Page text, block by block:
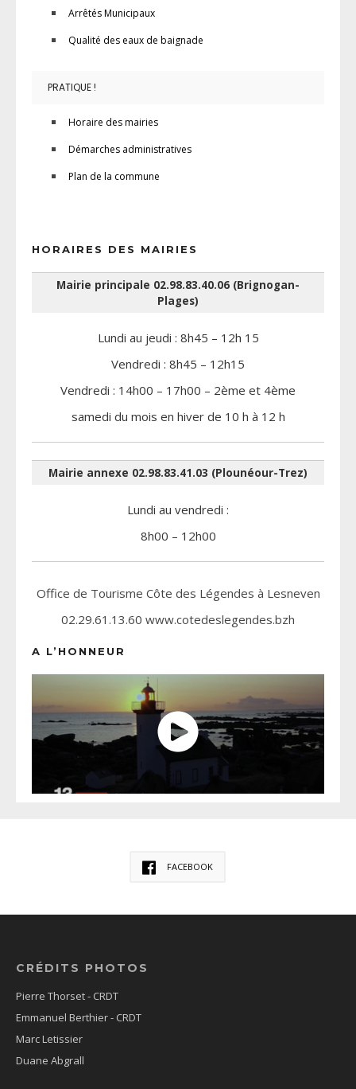
Arrêtés Municipaux
Qualité des eaux de baignade
PRATIQUE !
Horaire des mairies
Démarches administratives
Plan de la commune
HORAIRES DES MAIRIES
Mairie principale 02.98.83.40.06 (Brignogan-
Plages)
Lundi au jeudi : 8h45 – 12h 15
Vendredi : 8h45 – 12h15
Vendredi : 14h00 – 17h00 – 2ème et 4ème
samedi du mois en hiver de 10 h à 12 h
Mairie annexe 02.98.83.41.03 (Plounéour-Trez)
Lundi au vendredi :
8h00 – 12h00
Office de Tourisme Côte des Légendes à Lesneven
02.29.61.13.60 www.cotedeslegendes.bzh
A L’HONNEUR
FACEBOOK
CRÉDITS PHOTOS
Pierre Thorset - CRDT
Emmanuel Berthier - CRDT
Marc Letissier
Duane Abgrall